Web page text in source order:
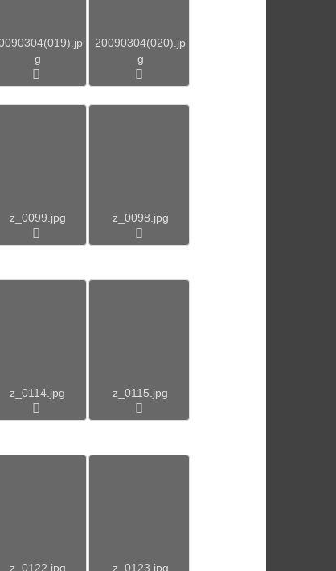
g
20090304(020).jp
g
z_0099.jpg z_0098.jpg
z_0114.jpg z_0115.jpg
z_0122.jpg z_0123.jpg